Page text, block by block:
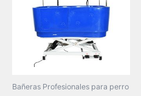
Bañeras Profesionales para perro